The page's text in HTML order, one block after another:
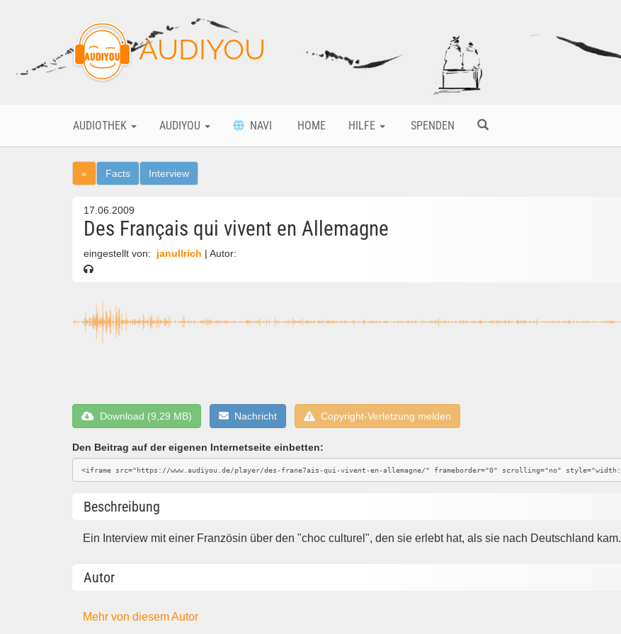
AUDIYOU
AUDIOTHEK AUDIYOU NAVI HOME HILFE SPENDEN
« Facts Interview
17.06.2009
Des Français qui vivent en Allemagne
eingestellt von: janullrich | Autor:
Download (9,29 MB) Nachricht Copyright-Verletzung melden
Den Beitrag auf der eigenen Internetseite einbetten:
Beschreibung
Ein Interview mit einer Französin über den "choc culturel", den sie erlebt hat, als sie nach Deutschland kam.
Autor
Mehr von diesem Autor